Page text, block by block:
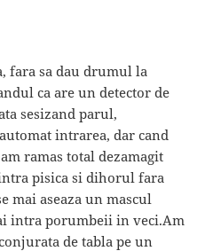
fara sa dau drumul la
ca are un detector de
sesizand parul,
intrarea, dar cand
ramas total dezamagit
pisica si dihorul fara
mai aseaza un mascul
intra porumbeii in veci.Am
de tabla pe un